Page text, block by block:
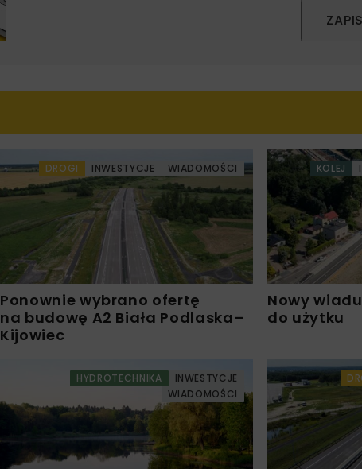
DROGI INWESTYCJE WIADOMOŚCI
Ponownie wybrano ofertę
na budowę A2 Biała Podlaska–
Kijowiec
KOLEJ
Nowy
do użytku
HYDROTECHNIKA
INWESTYCJE
WIADOMOŚCI